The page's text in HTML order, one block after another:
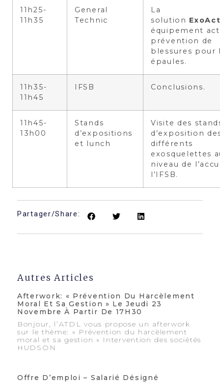
11h25-
11h35
General
Technic
La
solution
équipement
prévention de
blessures pour
épaules.
11h35-
11h45
IFSB Conclusions.
11h45-
13h00
Stands
d’expositions
et lunch
Visite des
d’exposition
différents
exosquelettes
niveau de
l’IFSB.
Partager/Share:
Autres Articles
Afterwork: « Prévention Du Harcèlement
Moral Et Sa Gestion » Le Jeudi 23
Novembre À Partir De 17H30
Bonjour, l’ATDL vous propose un afterwork
sur le thème: « Prévention du harcèlement
moral et sa gestion » Intervention des sociétés
HUDSON
Offre D’emploi – Salarié Désigné